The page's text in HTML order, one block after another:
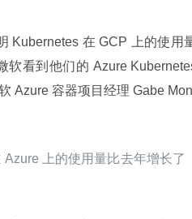
Kubernetes 在 GCP 上的使用
软看到他们的 Azure
Azure 容器项目经理 Gabe
上的使用量比去年增长了